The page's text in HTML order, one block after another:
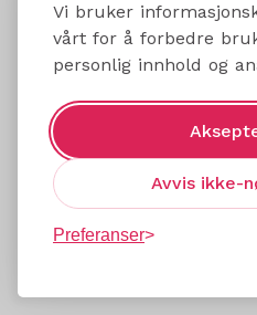
Vi bruker
vårt for å forbedre
personlig innhold og
Avvis ikke-
Preferanser